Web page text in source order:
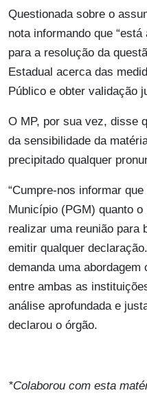
Questionada sobre o
nota informando que
para a resolução da
Estadual acerca das
Público e obter validação
O MP, por sua vez, disse
da sensibilidade da
precipitado qualquer
“Cumpre-nos informar
Município (PGM) quanto
realizar uma reunião para
emitir qualquer
demanda uma
entre ambas as
análise aprofundada e
declarou o órgão.
*Colaborou com esta